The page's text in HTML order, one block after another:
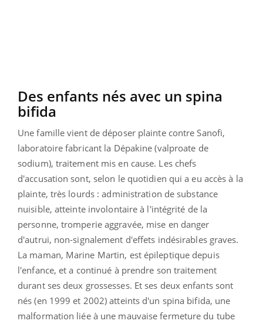
Des enfants nés avec un spina
bifida
Une famille vient de déposer plainte contre Sanofi,
laboratoire fabricant la Dépakine (valproate de
sodium), traitement mis en cause. Les chefs
d'accusation sont, selon le quotidien qui a eu accès à la
plainte, très lourds : administration de substance
nuisible, atteinte involontaire à l'intégrité de la
personne, tromperie aggravée, mise en danger
d'autrui, non-signalement d'effets indésirables graves.
La maman, Marine Martin, est épileptique depuis
l'enfance, et a continué à prendre son traitement
durant ses deux grossesses. Et ses deux enfants sont
nés (en 1999 et 2002) atteints d'un spina bifida, une
malformation liée à une mauvaise fermeture du tube